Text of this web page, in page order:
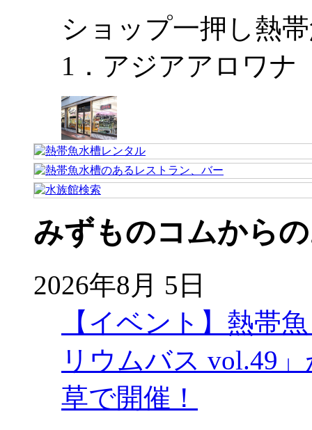
ショップ一押し熱
1．アジアアロワ
みずものコムから
2026年8月 5日
【イベント】熱帯
リウムバス vol.49
草で開催！